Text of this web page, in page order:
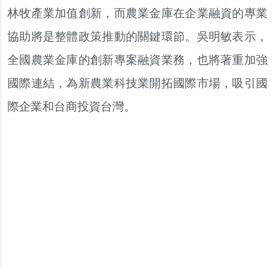
林牧產業加值創新，而農業金庫在企業融資的專業
協助將是整體政策推動的關鍵環節。吳明敏表示，
全國農業金庫的創新專案融資業務，也將著重加強
國際連結，為新農業科技業開拓國際市場，吸引國
際企業和台商投資台灣。